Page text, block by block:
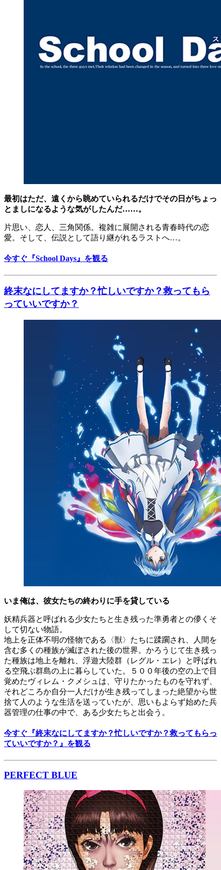
最初はただ、遠くから眺めていられるだけでその日がちょっ
とましになるような気がしたんだ……。
片思い、恋人、三角関係。複雑に展開される青春時代の恋
愛。そして、伝説として語り継がれるラストへ…。
今すぐ『School Days』を観る
終末なにしてますか？忙しいですか？救ってもら
っていいですか？
いま俺は、彼女たちの終わりに手を貸している
妖精兵器と呼ばれる少女たちと生き残った準勇者との儚くそ
して切ない物語。
地上を正体不明の怪物である〈獣〉たちに蹂躙され、人間を
含む多くの種族が滅ぼされた後の世界。かろうじて生き残っ
た種族は地上を離れ、浮遊大陸群（レグル・エレ）と呼ばれ
る空飛ぶ群島の上に暮らしていた。５００年後の空の上で目
覚めたヴィレム・クメシュは、守りたかったものを守れず、
それどころか自分一人だけが生き残ってしまった絶望から世
捨て人のような生活を送っていたが、思いもよらず始めた兵
器管理の仕事の中で、ある少女たちと出会う。
今すぐ『終末なにしてますか？忙しいですか？救ってもらっ
ていいですか？』を観る
PERFECT BLUE